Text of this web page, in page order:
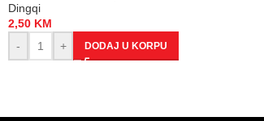
Dingqi
2,50 KM
-
+ DODAJ U KORPU